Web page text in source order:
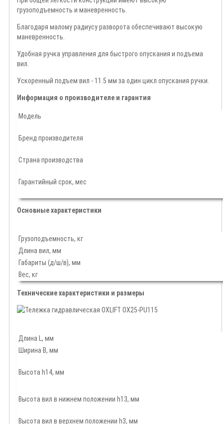
грузоподъемность и маневренность.
Благодаря малому радиусу разворота обеспечивают высокую
маневренность.
Удобная ручка управления для быстрого опускания и подъема
вил.
Ускоренный подъем вил - 11.5 мм за один цикл опускания ручки.
Информация о производителе и гарантия
Модель
Бренд производителя
Страна производства
Гарантийный срок, мес
Основные характеристики
Грузоподъемность, кг
Длина вил, мм
Габариты (д/ш/в), мм
Вес, кг
Технические характеристики и размеры
Длина L, мм
Ширина B, мм
Высота h14, мм
Высота вил в нижнем положении h13, мм
Высота вил в верхнем положении h3, мм